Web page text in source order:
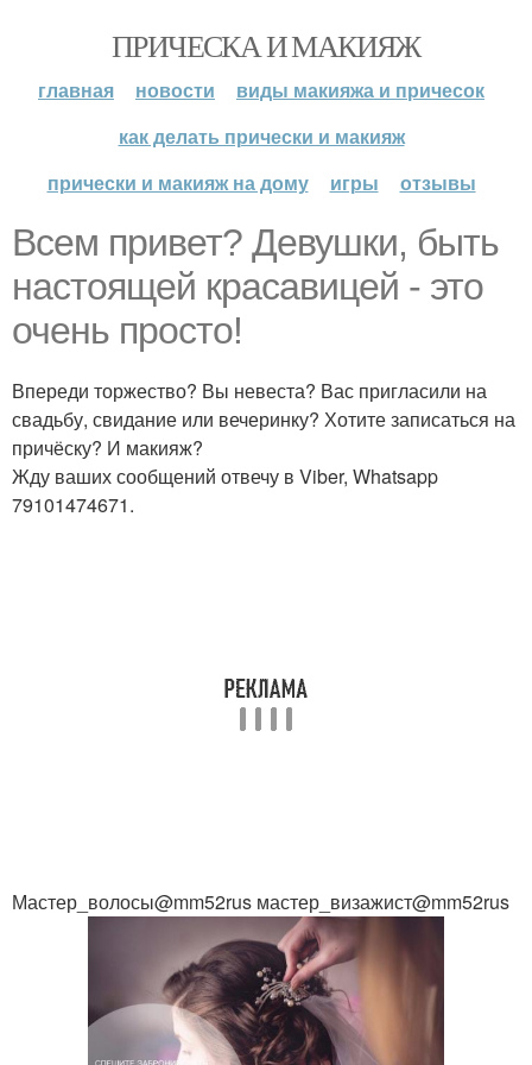
ПРИЧЕСКА И МАКИЯЖ
главная новости
виды макияжа и причесок
как делать прически и макияж
прически и макияж на дому
игры отзывы
Всем привет? Девушки, быть
настоящей красавицей - это
очень просто!
Впереди торжество? Вы невеста? Вас пригласили на
свадьбу, свидание или вечеринку? Хотите записаться на
причёску? И макияж?
Жду ваших сообщений отвечу в Viber, Whatsapp
79101474671.
Мастер_волосы@mm52rus мастер_визажист@mm52rus